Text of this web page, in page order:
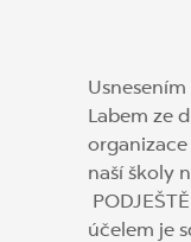
Labem ze
naší školy
účelem je